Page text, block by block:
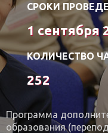
СРОКИ
1 сентября
КОЛИЧЕСТВО
252
Программа
образования